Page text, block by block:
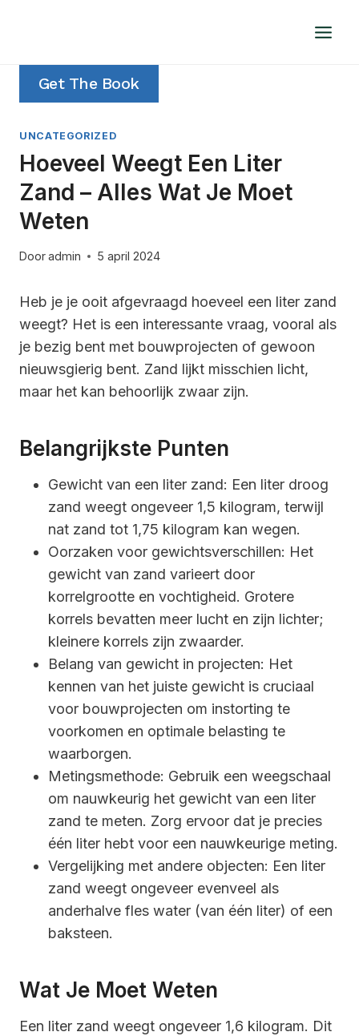
Get The Book
UNCATEGORIZED
Hoeveel Weegt Een Liter
Zand – Alles Wat Je Moet
Weten
Dooradmin 5 april 2024
Heb je je ooit afgevraagd hoeveel een liter zand
weegt? Het is een interessante vraag, vooral als
je bezig bent met bouwprojecten of gewoon
nieuwsgierig bent. Zand lijkt misschien licht,
maar het kan behoorlijk zwaar zijn.
Belangrijkste Punten
Gewicht van een liter zand: Een liter droog
zand weegt ongeveer 1,5 kilogram, terwijl
nat zand tot 1,75 kilogram kan wegen.
Oorzaken voor gewichtsverschillen: Het
gewicht van zand varieert door
korrelgrootte en vochtigheid. Grotere
korrels bevatten meer lucht en zijn lichter;
kleinere korrels zijn zwaarder.
Belang van gewicht in projecten: Het
kennen van het juiste gewicht is cruciaal
voor bouwprojecten om instorting te
voorkomen en optimale belasting te
waarborgen.
Metingsmethode: Gebruik een weegschaal
om nauwkeurig het gewicht van een liter
zand te meten. Zorg ervoor dat je precies
één liter hebt voor een nauwkeurige meting.
Vergelijking met andere objecten: Een liter
zand weegt ongeveer evenveel als
anderhalve fles water (van één liter) of een
baksteen.
Wat Je Moet Weten
Een liter zand weegt ongeveer 1,6 kilogram. Dit